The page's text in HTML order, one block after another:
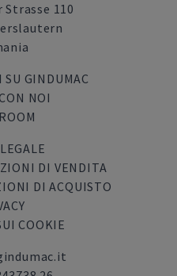
110
GINDUMAC
NOI
DI VENDITA
DI ACQUISTO
COOKIE